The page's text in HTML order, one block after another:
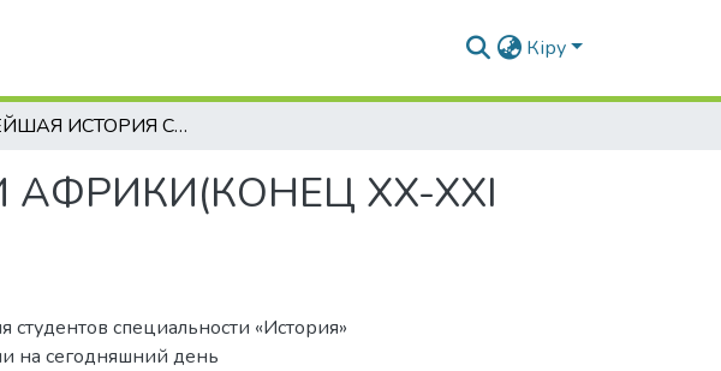
Кіру
НОВЕЙШАЯ ИСТОРИЯ СТРАН АЗИИ И АФРИКИ(КОНЕЦ XX-XXI ВВ.)
XX-XXI
студентов специальности «История»
на сегодняшний день